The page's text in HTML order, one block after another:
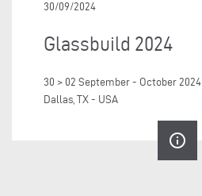
30/09/2024
Glassbuild 2024
30 > 02 September - October 2024
Dallas, TX - USA
info_outline